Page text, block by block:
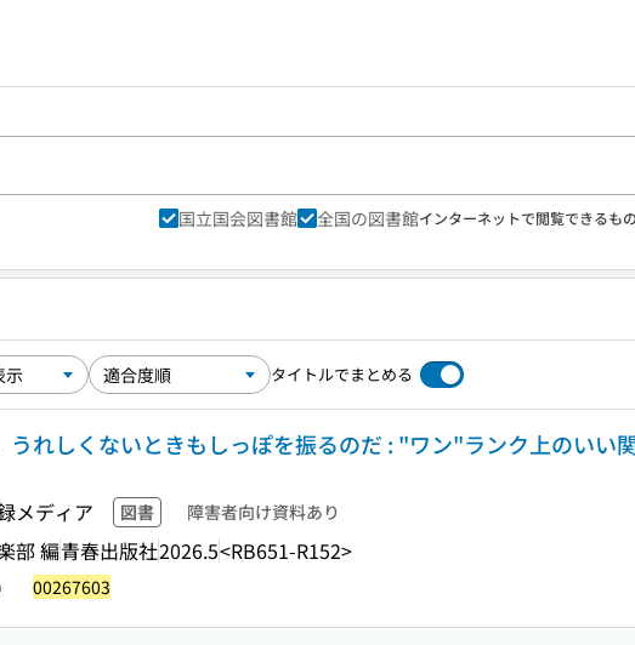
国立国会図書館 全国の図書館インターネットで閲覧できるも
タイトルでまとめる
うれしくないときもしっぽを振るのだ : "ワン"ランク上のいい
メディア 図書 障害者向け資料あり
部 編青春出版社2026.5<RB651-R152>
00267603